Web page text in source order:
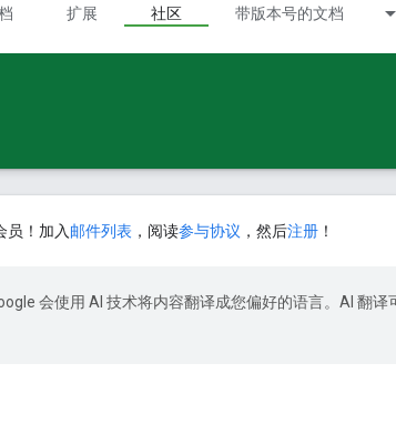
扩展 社区 带版本号的文档
员！加入 邮件列表 ，阅读参与协议 ，然后注册 ！
会使用 AI 技术将内容翻译成您偏好的语言。AI 翻译